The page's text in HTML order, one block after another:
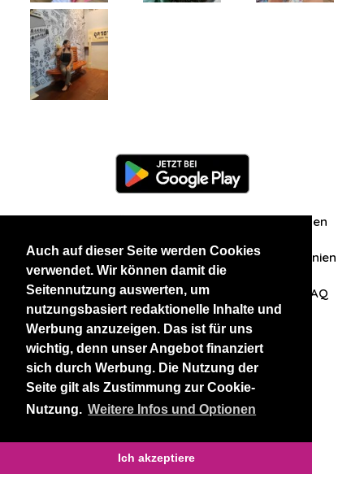
Auch auf dieser Seite werden Cookies
verwendet. Wir können damit die
Seitennutzung auswerten, um
nutzungsbasiert redaktionelle Inhalte und
Werbung anzuzeigen. Das ist für uns
wichtig, denn unser Angebot finanziert
sich durch Werbung. Die Nutzung der
Seite gilt als Zustimmung zur Cookie-
Nutzung. Weitere Infos und Optionen
Ich akzeptiere
Zuschriften/Erfahrungen
Datenschutzerklärung AGB Datenschutzrichtlinien
Nehmen Sie Kontakt mit uns auf FAQ
Unsere anderen Websites
BlackAndBeauties RussianKisses